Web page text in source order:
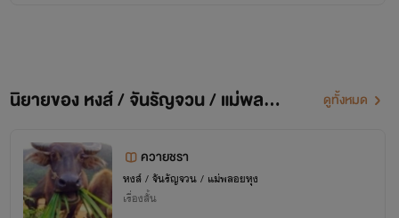
นิยายของ หงส์ / จันรัญจวน / แม่พลอยหุง ดูทั้งหมด
ควายชรา
หงส์ / จันรัญจวน / แม่พลอยหุง
เรื่องสั้น